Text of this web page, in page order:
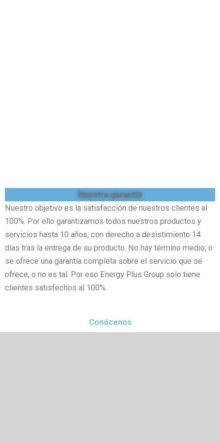
Nuestra garantía
Nuestro objetivo es la satisfacción de nuestros clientes al
100%. Por ello garantizamos todos nuestros productos y
servicios hasta 10 años, con derecho a desistimiento 14
días tras la entrega de su producto. No hay término medio; o
se ofrece una garantía completa sobre el servicio que se
ofrece, o no es tal. Por eso Energy Plus Group solo tiene
clientes satisfechos al 100%.
Conócenos